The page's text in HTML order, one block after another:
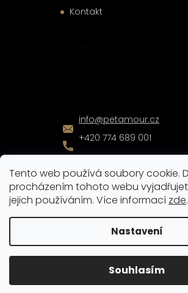
Tento web používá soubory cookie.
procházením tohoto webu
jejich používáním. Více informací zde.
Nastavení
Souhlasím
Kontakt
info@petamour.cz
+420 774 689 001
Nakódoval
Copyright 2026Pet Amour. Všechna
Upravit nastavení cookies